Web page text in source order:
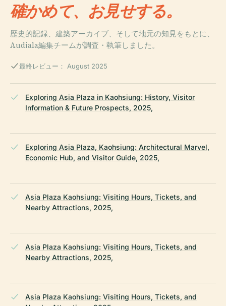
確かめて、お見せする。
歴史的記録、建築アーカイブ、そして地元の知見をもとに、
Audiala編集チームが調査・執筆しました。
最終レビュー： August 2025
Exploring Asia Plaza in Kaohsiung: History, Visitor
Information & Future Prospects, 2025,
Exploring Asia Plaza, Kaohsiung: Architectural Marvel,
Economic Hub, and Visitor Guide, 2025,
Asia Plaza Kaohsiung: Visiting Hours, Tickets, and
Nearby Attractions, 2025,
Asia Plaza Kaohsiung: Visiting Hours, Tickets, and
Nearby Attractions, 2025,
Asia Plaza Kaohsiung: Visiting Hours, Tickets, and